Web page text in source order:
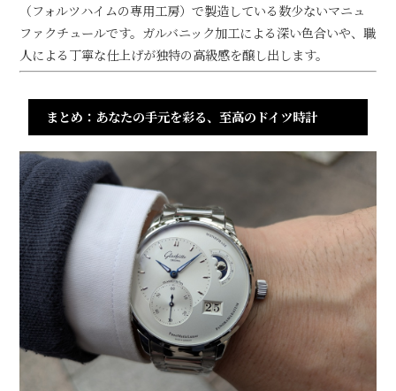
（フォルツハイムの専用工房）で製造している数少ないマニュ
ファクチュールです。ガルバニック加工による深い色合いや、職
人による丁寧な仕上げが独特の高級感を醸し出します。
まとめ：あなたの手元を彩る、至高のドイツ時計